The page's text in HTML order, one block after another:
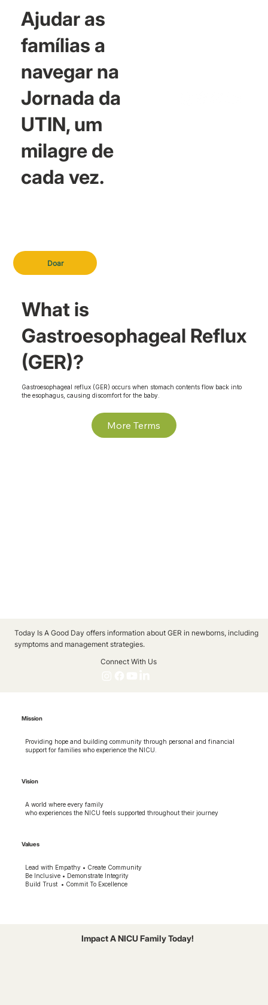
Doar
Ajudar as
famílias a
navegar na
Jornada da
UTIN, um
milagre de
cada vez.
What is
Gastroesophageal Reflux
(GER)?
Gastroesophageal reflux (GER) occurs when stomach contents flow back into
the esophagus, causing discomfort for the baby.
More Terms
Today Is A Good Day offers information about GER in newborns, including
symptoms and management strategies.
Connect With Us
Mission
Providing hope and building community through personal and financial
support for families who experience the NICU.
Vision
A world where every family
who experiences the NICU feels supported throughout their journey
Values
Lead with Empathy • Create Community
Be Inclusive • Demonstrate Integrity
Build Trust • Commit To Excellence
Impact A NICU Family Today!